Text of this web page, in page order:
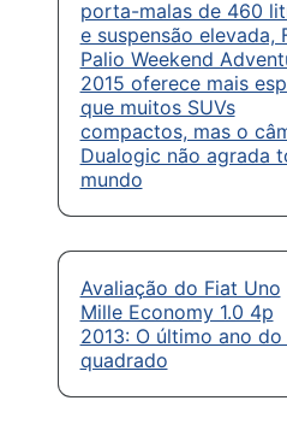
porta-malas de 460
e suspensão elevada,
Palio Weekend
2015 oferece mais
que muitos SUVs
compactos, mas o
Dualogic não agrada
mundo
Avaliação do Fiat Uno
Mille Economy 1.0 4p
2013: O último ano do
quadrado